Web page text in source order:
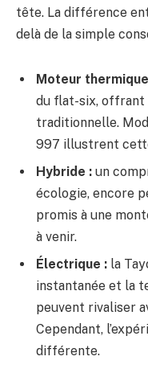
tête. La différence
delà de la simple
Moteur
du flat-six, offrant
traditionnelle.
997 illustrent
Hybride : un
écologie, encore
promis à une
à venir.
Électrique : la
instantanée et la
peuvent rivaliser
Cependant,
différente.